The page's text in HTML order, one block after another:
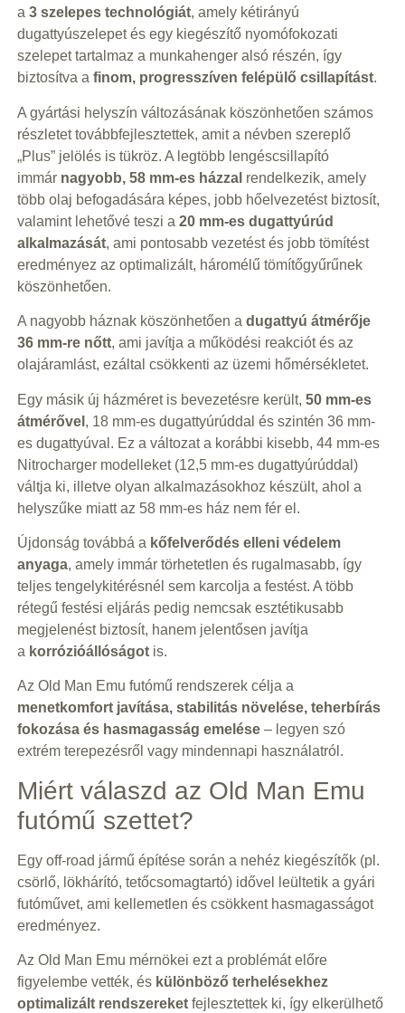
a 3 szelepes technológiát, amely kétirányú
dugattyúszelepet és egy kiegészítő nyomófokozati
szelepet tartalmaz a munkahenger alsó részén, így
biztosítva a finom, progresszíven felépülő csillapítást.
A gyártási helyszín változásának köszönhetően számos
részletet továbbfejlesztettek, amit a névben szereplő
„Plus” jelölés is tükröz. A legtöbb lengéscsillapító
immár nagyobb, 58 mm-es házzal rendelkezik, amely
több olaj befogadására képes, jobb hőelvezetést biztosít,
valamint lehetővé teszi a 20 mm-es dugattyúrúd
alkalmazását, ami pontosabb vezetést és jobb tömítést
eredményez az optimalizált, háromélű tömítőgyűrűnek
köszönhetően.
A nagyobb háznak köszönhetően a dugattyú átmérője
36 mm-re nőtt, ami javítja a működési reakciót és az
olajáramlást, ezáltal csökkenti az üzemi hőmérsékletet.
Egy másik új házméret is bevezetésre került, 50 mm-es
átmérővel , 18 mm-es dugattyúrúddal és szintén 36 mm-
es dugattyúval. Ez a változat a korábbi kisebb, 44 mm-es
Nitrocharger modelleket (12,5 mm-es dugattyúrúddal)
váltja ki, illetve olyan alkalmazásokhoz készült, ahol a
helyszűke miatt az 58 mm-es ház nem fér el.
Újdonság továbbá a kőfelverődés elleni védelem
anyaga, amely immár törhetetlen és rugalmasabb, így
teljes tengelykitérésnél sem karcolja a festést. A több
rétegű festési eljárás pedig nemcsak esztétikusabb
megjelenést biztosít, hanem jelentősen javítja
a korrózióállóságotis.
Az Old Man Emu futómű rendszerek célja a
menetkomfort javítása, stabilitás növelése, teherbírás
fokozása és hasmagasság emelése– legyen szó
extrém terepezésről vagy mindennapi használatról.
Miért válaszd az Old Man Emu
futómű szettet?
Egy off-road jármű építése során a nehéz kiegészítők (pl.
csörlő, lökhárító, tetőcsomagtartó) idővel leültetik a gyári
futóművet, ami kellemetlen és csökkent hasmagasságot
eredményez.
Az Old Man Emu mérnökei ezt a problémát előre
figyelembe vették, és különböző terhelésekhez
optimalizált rendszereketfejlesztettek ki, így elkerülhető